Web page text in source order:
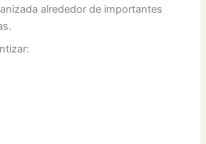
alrededor de importantes